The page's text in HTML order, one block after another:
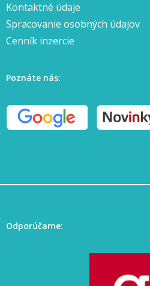
Kontaktné údaje
Spracovanie osobných údajov
Cenník inzercie
Poznáte nás:
Odporúčame: